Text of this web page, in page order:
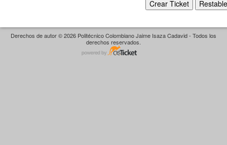
Derechos de autor © 2026 Politécnico Colombiano Jaime Isaza Cadavid - Todos los
derechos reservados.